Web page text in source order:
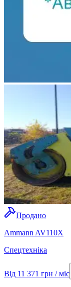
Продано
Ammann AV110X
Спецтехніка
Від 11 371 грн / міс